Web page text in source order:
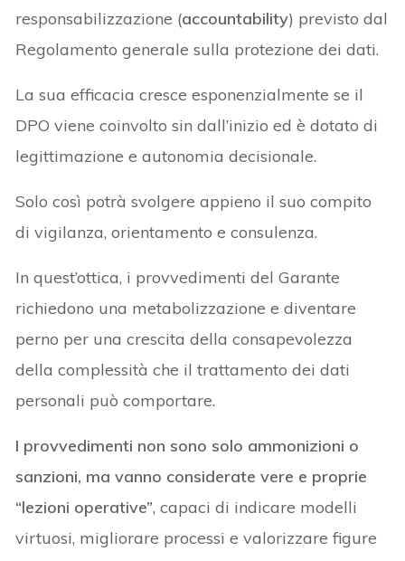
responsabilizzazione (accountability) previsto dal
Regolamento generale sulla protezione dei dati.
La sua efficacia cresce esponenzialmente se il
DPO viene coinvolto sin dall’inizio ed è dotato di
legittimazione e autonomia decisionale.
Solo così potrà svolgere appieno il suo compito
di vigilanza, orientamento e consulenza.
In quest’ottica, i provvedimenti del Garante
richiedono una metabolizzazione e diventare
perno per una crescita della consapevolezza
della complessità che il trattamento dei dati
personali può comportare.
I provvedimenti non sono solo ammonizioni o
sanzioni, ma vanno considerate vere e proprie
“lezioni operative”, capaci di indicare modelli
virtuosi, migliorare processi e valorizzare figure